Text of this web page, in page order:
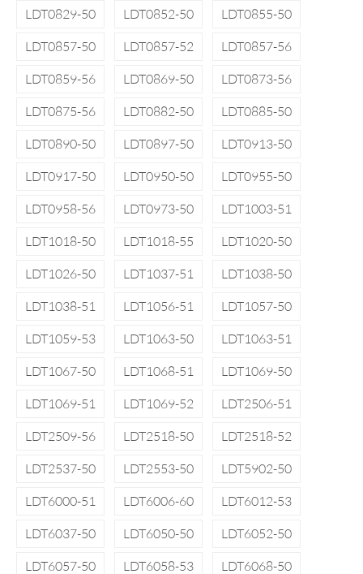
LDT0829-50
LDT0852-50
LDT0855-50
LDT0857-50
LDT0857-52
LDT0857-56
LDT0859-56
LDT0869-50
LDT0873-56
LDT0875-56
LDT0882-50
LDT0885-50
LDT0890-50
LDT0897-50
LDT0913-50
LDT0917-50
LDT0950-50
LDT0955-50
LDT0958-56
LDT0973-50
LDT1003-51
LDT1018-50
LDT1018-55
LDT1020-50
LDT1026-50
LDT1037-51
LDT1038-50
LDT1038-51
LDT1056-51
LDT1057-50
LDT1059-53
LDT1063-50
LDT1063-51
LDT1067-50
LDT1068-51
LDT1069-50
LDT1069-51
LDT1069-52
LDT2506-51
LDT2509-56
LDT2518-50
LDT2518-52
LDT2537-50
LDT2553-50
LDT5902-50
LDT6000-51
LDT6006-60
LDT6012-53
LDT6037-50
LDT6050-50
LDT6052-50
LDT6057-50
LDT6058-53 LDT6068-50